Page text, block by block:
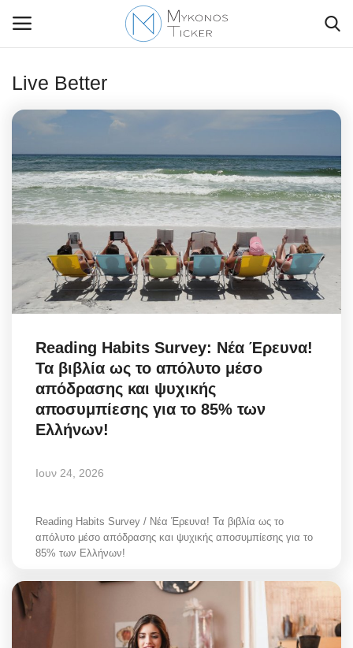
Contact Us
Politique
Business
World
Style Adorés
Entertainment
Mykonos Ticker TV
Sustainability
Live Better
Reading Habits Survey: Νέα Έρευνα!
Τα βιβλία ως το απόλυτο μέσο
απόδρασης και ψυχικής
αποσυμπίεσης για το 85% των
Ελλήνων!
Ιουν 24, 2026
Reading Habits Survey / Νέα Έρευνα! Τα βιβλία ως το
απόλυτο μέσο απόδρασης και ψυχικής αποσυμπίεσης για το
85% των Ελλήνων!